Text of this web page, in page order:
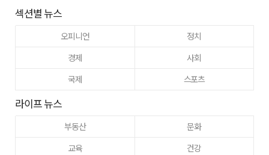
섹션별 뉴스
오피니언
정치
경제
사회
국제
스포츠
라이프 뉴스
부동산
문화
교육
건강